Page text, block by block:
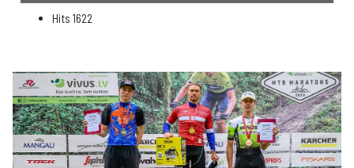
Hits 1622